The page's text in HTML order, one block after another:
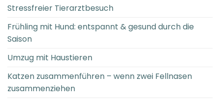
Stressfreier Tierarztbesuch
Frühling mit Hund: entspannt & gesund durch die
Saison
Umzug mit Haustieren
Katzen zusammenführen – wenn zwei Fellnasen
zusammenziehen